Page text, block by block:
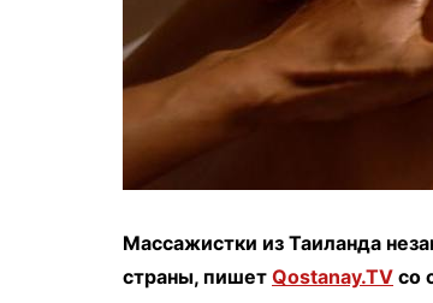
Массажистки из Таиланда
страны, пишет Qostanay.TV со